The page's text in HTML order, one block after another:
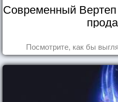
Современный
Посмотрите, как бы